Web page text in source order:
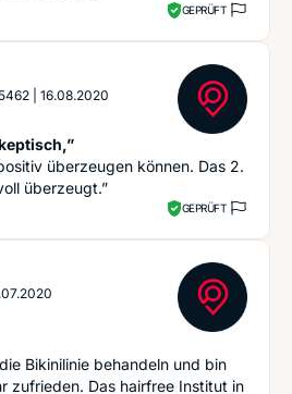
GEPRÜFT
16.08.2020
überzeugen können. Das 2.
überzeugt.”
GEPRÜFT
Bikinilinie behandeln und bin
zufrieden. Das hairfree Institut in